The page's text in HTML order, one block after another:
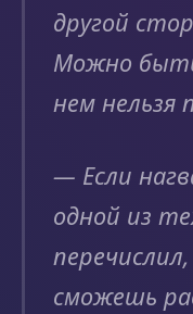
другой
Можно
нем нельзя
— Если
одной из
сможешь